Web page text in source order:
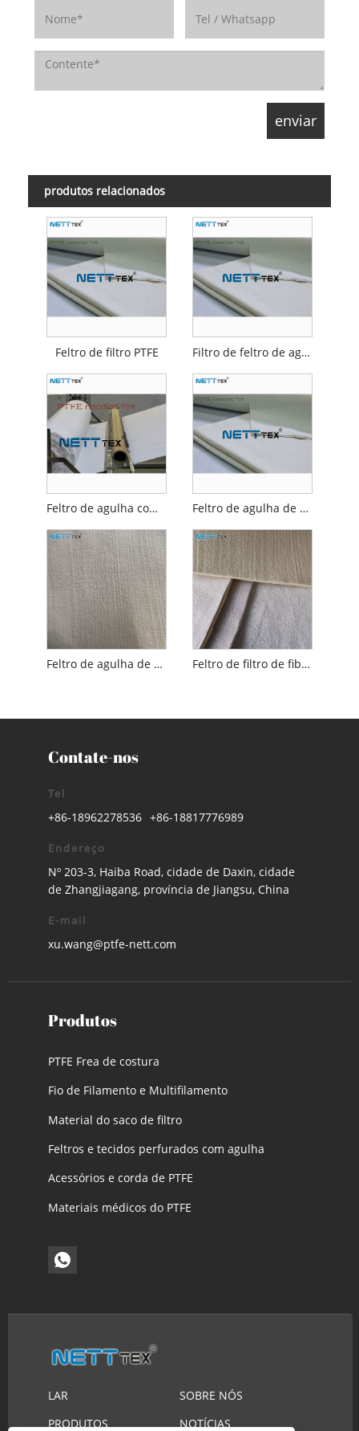
produtos relacionados
Feltro de filtro PTFE Filtro de feltro de agulha PTFE
Feltro de agulha com membrana de PTFE Feltro de agulha de PTFE
Feltro de agulha de aramida Feltro de filtro de fibra de vidro
Contate-nos
Tel
+86-18962278536 +86-18817776989
Endereço
Nº 203-3, Haiba Road, cidade de Daxin, cidade
de Zhangjiagang, província de Jiangsu, China
E-mail
xu.wang@ptfe-nett.com
Produtos
PTFE Frea de costura
Fio de Filamento e Multifilamento
Material do saco de filtro
Feltros e tecidos perfurados com agulha
Acessórios e corda de PTFE
Materiais médicos do PTFE
LAR
SOBRE NÓS
PRODUTOS
NOTÍCIAS